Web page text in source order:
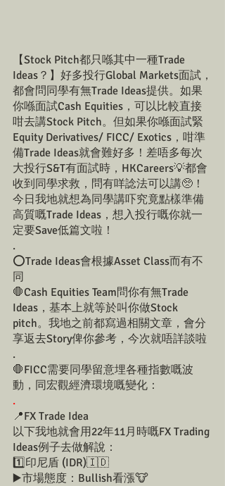
【Stock Pitch都只喺其中一種Trade
Ideas？】好多投行Global Markets面試，
都會問同學有無Trade Ideas提供。如果
你喺面試Cash Equities，可以比較直接
咁去講Stock Pitch。但如果你喺面試緊
Equity Derivatives/ FICC/ Exotics，咁準
備Trade Ideas就會難好多！差唔多每次
大投行S&T有面試時，HKCareers💡都會
收到同學求救，問有咩諗法可以講🥺！
今日我地就想為同學講吓究竟點樣準備
高質嘅Trade Ideas，想入投行嘅你就一
定要Save低篇文啦！
.
⭕️Trade Ideas會根據Asset Class而有不
同
🛑Cash Equities Team問你有無Trade
Ideas，基本上就等於叫你做Stock
pitch。我地之前都寫過相關文章，會分
享返去Story俾你參考，今次就唔詳談啦
.
🛑FICC需要同學留意埋各種指數嘅波
動，同宏觀經濟環境嘅變化：
.
📍FX Trade Idea
以下我地就會用22年11月時嘅FX Trading
Ideas例子去做解說：
1️⃣印尼盾 (IDR)🇮🇩
▶️市場態度：Bullish看漲🐮